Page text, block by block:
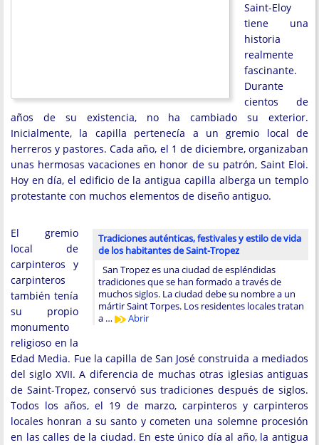
Saint-Eloy
tiene una
historia
realmente
fascinante.
Durante
cientos de
años de su existencia, no ha cambiado su exterior.
Inicialmente, la capilla pertenecía a un gremio local de
herreros y pastores. Cada año, el 1 de diciembre, organizaban
unas hermosas vacaciones en honor de su patrón, Saint Eloi.
Hoy en día, el edificio de la antigua capilla alberga un templo
protestante con muchos elementos de diseño antiguo.
Tradiciones auténticas, festivales y estilo de vida
de los habitantes de Saint-Tropez
San Tropez es una ciudad de espléndidas
tradiciones que se han formado a través de
muchos siglos. La ciudad debe su nombre a un
mártir Saint Torpes. Los residentes locales tratan
a …
Abrir
El gremio
local de
carpinteros y
carpinteros
también tenía
su propio
monumento
religioso en la
Edad Media. Fue la capilla de San José construida a mediados
del siglo XVII. A diferencia de muchas otras iglesias antiguas
de Saint-Tropez, conservó sus tradiciones después de siglos.
Todos los años, el 19 de marzo, carpinteros y carpinteros
locales honran a su santo y cometen una solemne procesión
en las calles de la ciudad. En este único día al año, la antigua